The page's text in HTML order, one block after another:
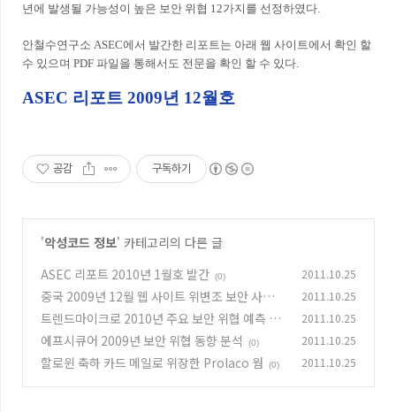
년에 발생될 가능성이 높은 보안 위협 12가지를 선정하였다.
안철수연구소 ASEC에서 발간한 리포트는 아래 웹 사이트에서 확인 할
수 있으며 PDF 파일을 통해서도 전문을 확인 할 수 있다.
ASEC 리포트 2009년 12월호
공감 구독하기
'악성코드 정보' 카테고리의 다른 글
ASEC 리포트 2010년 1월호 발간 (0) 2011.10.25
중국 2009년 12월 웹 사이트 위변조 보안 사고
동향
(0)
2011.10.25
트렌드마이크로 2010년 주요 보안 위협 예측 공
개
(0)
2011.10.25
에프시큐어 2009년 보안 위협 동향 분석 (0) 2011.10.25
할로윈 축하 카드 메일로 위장한 Prolaco 웜 (0) 2011.10.25